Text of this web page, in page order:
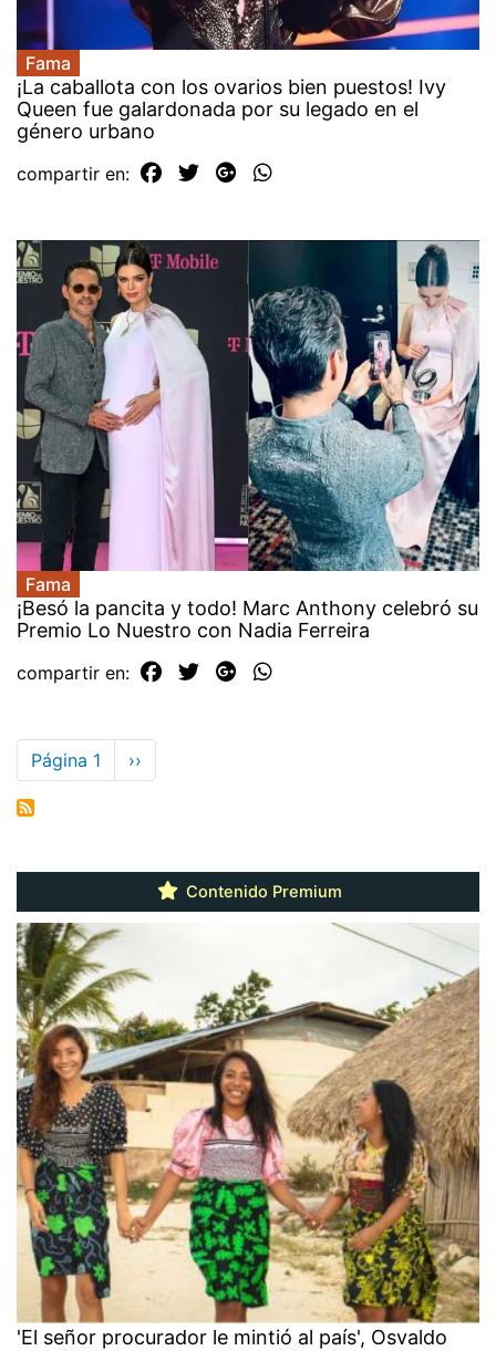
Fama
¡La caballota con los ovarios bien puestos! Ivy
Queen fue galardonada por su legado en el
género urbano
compartir en:
Fama
¡Besó la pancita y todo! Marc Anthony celebró su
Premio Lo Nuestro con Nadia Ferreira
compartir en:
Paginación
Página 1
Siguiente
página
››
Contenido Premium
'El señor procurador le mintió al país', Osvaldo